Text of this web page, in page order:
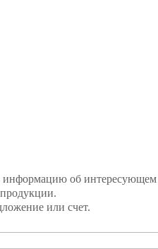
информацию об интересующем
или счет.